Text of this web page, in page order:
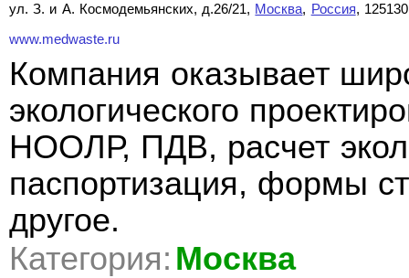
ул. З. и А. Космодемьянских, д.26/21, Москва, Россия, 125130
www.medwaste.ru
Компания оказывает
экологического
НООЛР, ПДВ, расчет
паспортизация, формы
другое.
Категория: Москва